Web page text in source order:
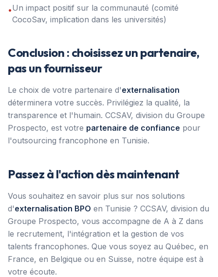
•Un impact positif sur la communauté (comité
CocoSav, implication dans les universités)
Conclusion : choisissez un partenaire,
pas un fournisseur
Le choix de votre partenaire d'externalisation
déterminera votre succès. Privilégiez la qualité, la
transparence et l'humain. CCSAV, division du Groupe
Prospecto, est votre partenaire de confiance pour
l'outsourcing francophone en Tunisie.
Passez à l'action dès maintenant
Vous souhaitez en savoir plus sur nos solutions
d'externalisation BPO en Tunisie ? CCSAV, division du
Groupe Prospecto, vous accompagne de A à Z dans
le recrutement, l'intégration et la gestion de vos
talents francophones. Que vous soyez au Québec, en
France, en Belgique ou en Suisse, notre équipe est à
votre écoute.